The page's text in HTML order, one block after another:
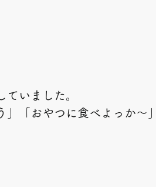
いました。
」「おやつに食べよっか～